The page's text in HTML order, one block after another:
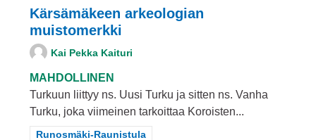
Kärsämäkeen arkeologian
muistomerkki
Kai Pekka Kaituri
MAHDOLLINEN
Turkuun liittyy ns. Uusi Turku ja sitten ns. Vanha
Turku, joka viimeinen tarkoittaa Koroisten...
Rajaa tulokset teeman mukaan: Runosmäki-Raunistula
Runosmäki-Raunistula